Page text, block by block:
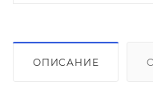
ОПИСАНИЕ